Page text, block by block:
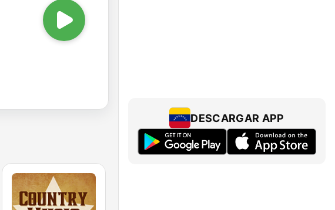
DESCARGAR APP